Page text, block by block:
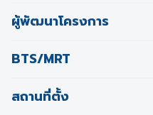
ผู้พัฒนาโครงการ
BTS/MRT
สถานที่ตั้ง